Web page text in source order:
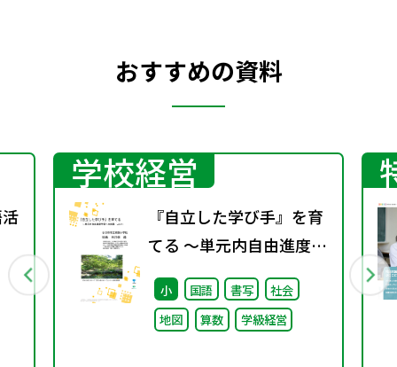
おすすめの資料
学校経営
『自立した学び手』を育
てる ～単元内自由進度学
習への挑戦 vol.1～
小 国語 書写
社会
地図
算数 学級経営